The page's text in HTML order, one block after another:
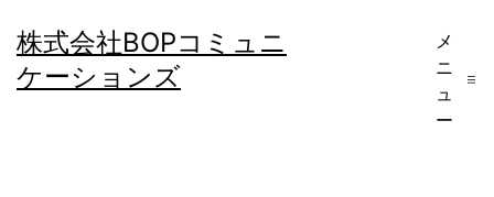
ン
テ
株式会社BOPコミュニ
ケーションズ
メ
ニ
ュ
ー